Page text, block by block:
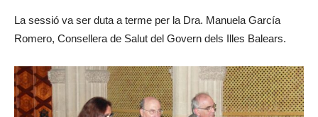
La sessió va ser duta a terme per la Dra. Manuela García
Romero, Consellera de Salut del Govern dels Illes Balears.